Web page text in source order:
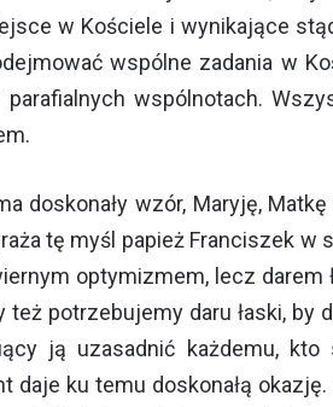
w Kościele i wynikające
wspólne zadania w
wspólnotach.
doskonały wzór, Maryję,
tę myśl papież Franciszek
optymizmem, lecz
też potrzebujemy daru łaski,
ją uzasadnić każdemu,
daje ku temu doskonałą